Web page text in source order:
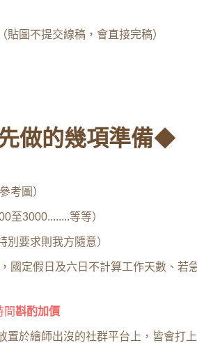
圖不提交線稿，會直接完稿）
做的幾項準備◆
考圖）
至3000........等等）
要求則我方隨意）
國定假日及六日不計算工作天數、若
間斟酌加價
於繪師出沒的社群平台上，皆會打上